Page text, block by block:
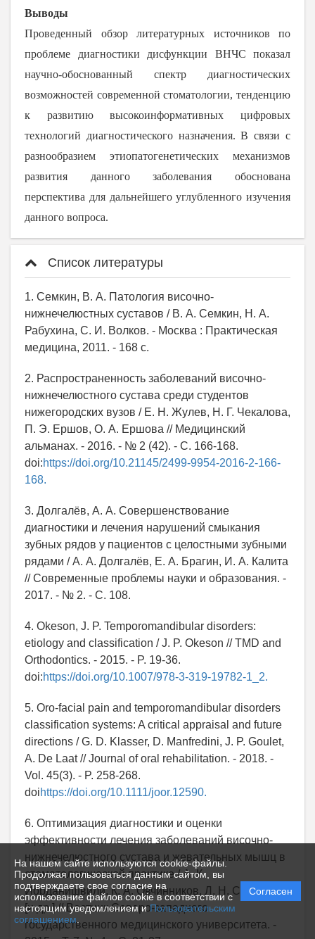
На нашем сайте используются cookie-файлы.
Продолжая пользоваться данным сайтом, вы
подтверждаете свое согласие на
использование файлов cookie в соответствии с
настоящим уведомлением иПользовательским
соглашением
Согласен
Выводы
Проведенный обзор литературных источников по
проблеме диагностики дисфункции ВНЧС показал
научно-обоснованный спектр диагностических
возможностей современной стоматологии, тенденцию
к развитию высокоинформативных цифровых
технологий диагностического назначения. В связи с
разнообразием этиопатогенетических механизмов
развития данного заболевания обоснована
перспектива для дальнейшего углубленного изучения
данного вопроса.
Список литературы
1. Семкин, В. А. Патология височно-
нижнечелюстных суставов / В. А. Семкин, Н. А.
Рабухина, С. И. Волков. - Москва : Практическая
медицина, 2011. - 168 с.
2. Распространенность заболеваний височно-
нижнечелюстного сустава среди студентов
нижегородских вузов / Е. Н. Жулев, Н. Г. Чекалова,
П. Э. Ершов, О. А. Ершова // Медицинский
альманах. - 2016. - № 2 (42). - С. 166-168.
doi:https://doi.org/10.21145/2499-9954-2016-2-166-
168.
3. Долгалёв, А. А. Совершенствование
диагностики и лечения нарушений смыкания
зубных рядов у пациентов с целостными зубными
рядами / А. А. Долгалёв, Е. А. Брагин, И. А. Калита
// Современные проблемы науки и образования. -
2017. - № 2. - С. 108.
4. Okeson, J. P. Temporomandibular disorders:
etiology and classification / J. P. Okeson // TMD and
Orthodontics. - 2015. - P. 19-36.
doi:https://doi.org/10.1007/978-3-319-19782-1_2.
5. Oro-facial pain and temporomandibular disorders
classification systems: A critical appraisal and future
directions / G. D. Klasser, D. Manfredini, J. P. Goulet,
A. De Laat // Journal of oral rehabilitation. - 2018. -
Vol. 45(3). - P. 258-268.
doihttps://doi.org/10.1111/joor.12590.
6. Оптимизация диагностики и оценки
эффективности лечения заболеваний височно-
нижнечелюстного сустава и жевательных мышц в
стоматологической практике / А. К.
Иорданишвили, К. А. Овчинников, Л. Н. Солдатова
[и др.] // Вестник Северо-западного
государственного медицинского университета. -